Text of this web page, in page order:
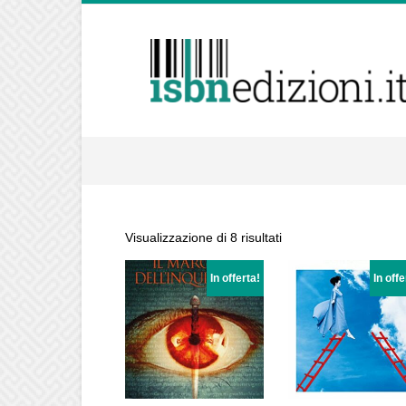
isbnedizioni.it
Visualizzazione di 8 risultati
In offerta! In